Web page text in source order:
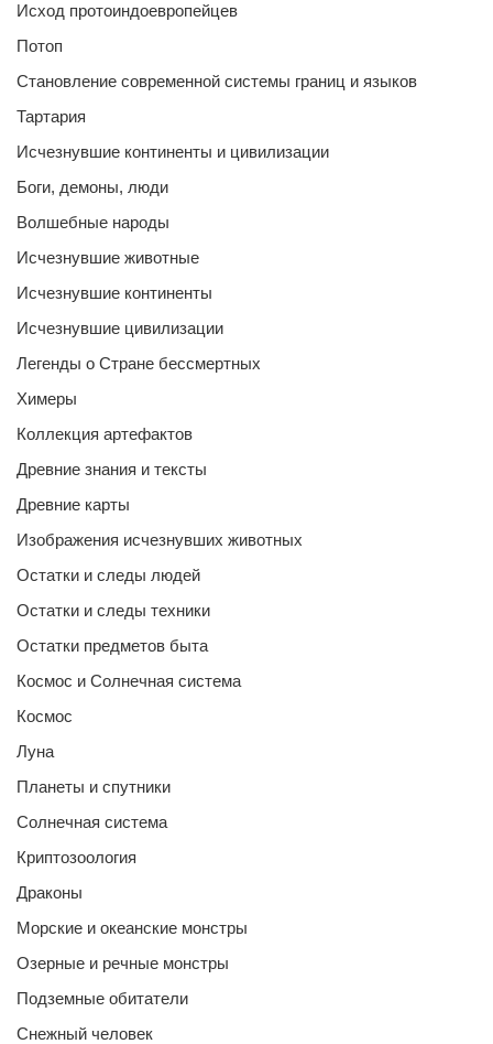
Исход протоиндоевропейцев
Потоп
Становление современной системы границ и языков
Тартария
Исчезнувшие континенты и цивилизации
Боги, демоны, люди
Волшебные народы
Исчезнувшие животные
Исчезнувшие континенты
Исчезнувшие цивилизации
Легенды о Стране бессмертных
Химеры
Коллекция артефактов
Древние знания и тексты
Древние карты
Изображения исчезнувших животных
Остатки и следы людей
Остатки и следы техники
Остатки предметов быта
Космос и Солнечная система
Космос
Луна
Планеты и спутники
Солнечная система
Криптозоология
Драконы
Морские и океанские монстры
Озерные и речные монстры
Подземные обитатели
Снежный человек